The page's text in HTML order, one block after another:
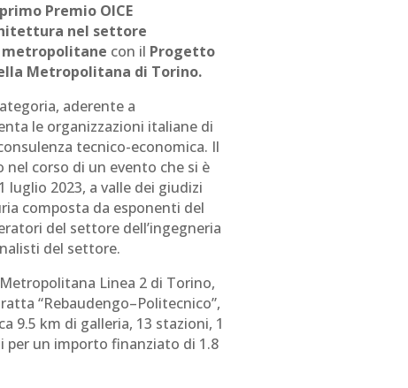
primo Premio OICE
nel settore
con il Progetto
Metropolitana di Torino.
aderente a
le organizzazioni italiane di
tecnico-economica. Il
corso di un evento che si è
luglio 2023, a valle dei giudizi
composta da esponenti del
del settore dell’ingegneria
del settore.
Linea 2 di Torino,
“Rebaudengo–Politecnico”,
9.5 km di galleria, 13 stazioni, 1
per un importo finanziato di 1.8